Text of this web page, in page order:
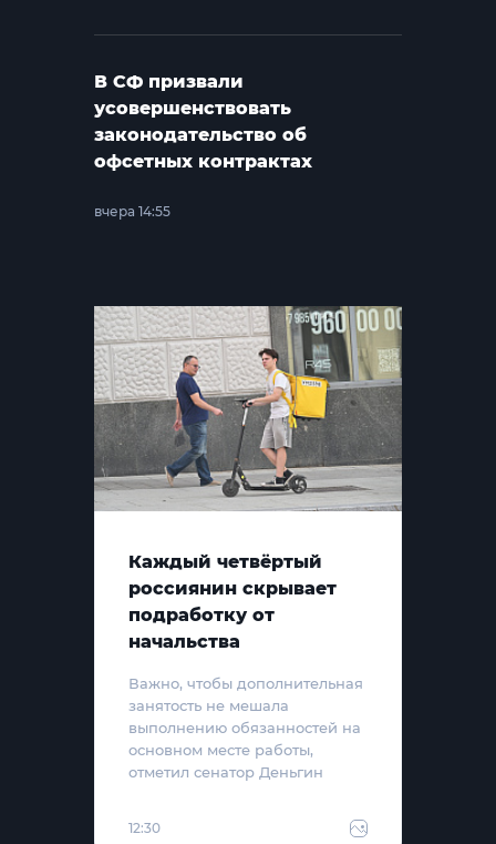
В СФ призвали
усовершенствовать
законодательство об
офсетных контрактах
вчера 14:55
Каждый четвёртый
россиянин скрывает
подработку от
начальства
Важно, чтобы дополнительная
занятость не мешала
выполнению обязанностей на
основном месте работы,
отметил сенатор Деньгин
12:30